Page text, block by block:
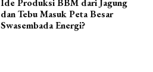
Ide Produksi BBM dari Jagung
dan Tebu Masuk Peta Besar
Swasembada Energi?